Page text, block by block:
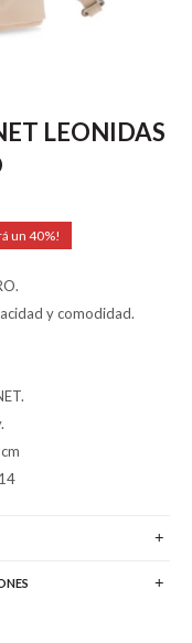
LEONIDAS
40
y comodidad.